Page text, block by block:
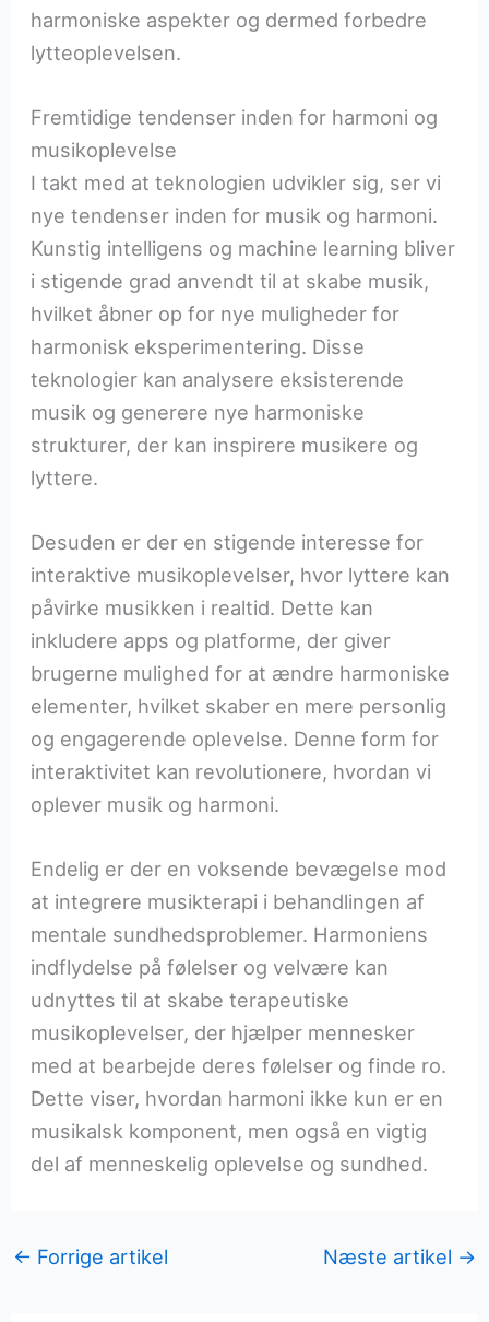
harmoniske aspekter og dermed forbedre
lytteoplevelsen.
Fremtidige tendenser inden for harmoni og
musikoplevelse
I takt med at teknologien udvikler sig, ser vi
nye tendenser inden for musik og harmoni.
Kunstig intelligens og machine learning bliver
i stigende grad anvendt til at skabe musik,
hvilket åbner op for nye muligheder for
harmonisk eksperimentering. Disse
teknologier kan analysere eksisterende
musik og generere nye harmoniske
strukturer, der kan inspirere musikere og
lyttere.
Desuden er der en stigende interesse for
interaktive musikoplevelser, hvor lyttere kan
påvirke musikken i realtid. Dette kan
inkludere apps og platforme, der giver
brugerne mulighed for at ændre harmoniske
elementer, hvilket skaber en mere personlig
og engagerende oplevelse. Denne form for
interaktivitet kan revolutionere, hvordan vi
oplever musik og harmoni.
Endelig er der en voksende bevægelse mod
at integrere musikterapi i behandlingen af
mentale sundhedsproblemer. Harmoniens
indflydelse på følelser og velvære kan
udnyttes til at skabe terapeutiske
musikoplevelser, der hjælper mennesker
med at bearbejde deres følelser og finde ro.
Dette viser, hvordan harmoni ikke kun er en
musikalsk komponent, men også en vigtig
del af menneskelig oplevelse og sundhed.
← Forrige artikel Næste artikel →